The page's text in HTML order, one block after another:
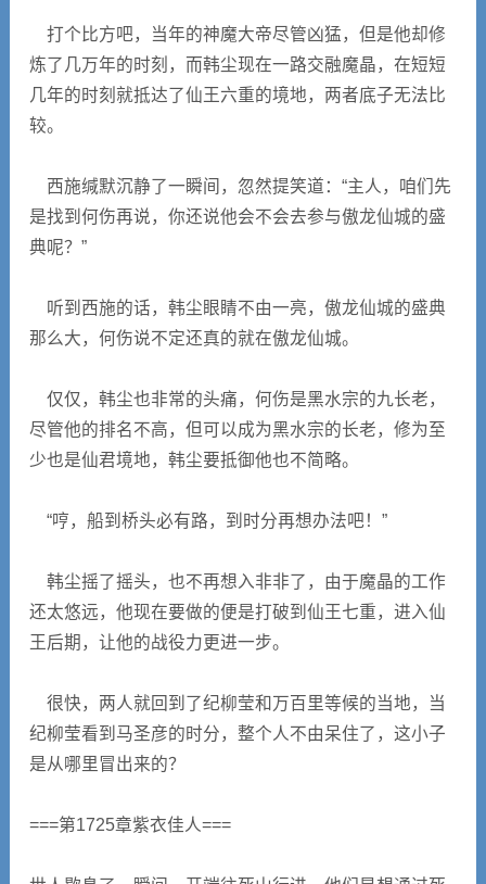
打个比方吧，当年的神魔大帝尽管凶猛，但是他却修
炼了几万年的时刻，而韩尘现在一路交融魔晶，在短短
几年的时刻就抵达了仙王六重的境地，两者底子无法比
较。
西施缄默沉静了一瞬间，忽然提笑道：“主人，咱们先
是找到何伤再说，你还说他会不会去参与傲龙仙城的盛
典呢？”
听到西施的话，韩尘眼睛不由一亮，傲龙仙城的盛典
那么大，何伤说不定还真的就在傲龙仙城。
仅仅，韩尘也非常的头痛，何伤是黑水宗的九长老，
尽管他的排名不高，但可以成为黑水宗的长老，修为至
少也是仙君境地，韩尘要抵御他也不简略。
“哼，船到桥头必有路，到时分再想办法吧！”
韩尘摇了摇头，也不再想入非非了，由于魔晶的工作
还太悠远，他现在要做的便是打破到仙王七重，进入仙
王后期，让他的战役力更进一步。
很快，两人就回到了纪柳莹和万百里等候的当地，当
纪柳莹看到马圣彦的时分，整个人不由呆住了，这小子
是从哪里冒出来的？
===第1725章紫衣佳人===